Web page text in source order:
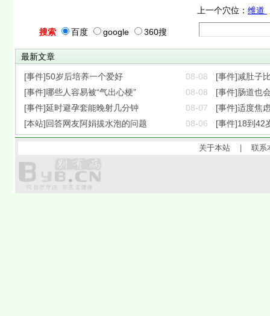
上一个穴位： 维道
搜索 百度 google 360搜
最新文章
[事件]50岁后培养一个爱好 08-08
[事件]减肚子
[事件]哪些人容易被“气出心梗”
08-08
[事件]肠道也
[事件]延时避孕套能晚射几分钟
08-07
[事件]适度焦
[本站]回答网友阿娟拔水泡的问题
08-06 [事件]18到42
关于本站 |联系